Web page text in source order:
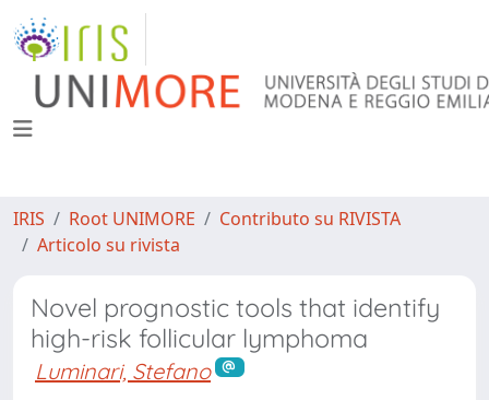
IRIS Root UNIMORE
Contributo su RIVISTA
Articolo su rivista
Novel prognostic tools that identify
high-risk follicular lymphoma
Luminari, Stefano